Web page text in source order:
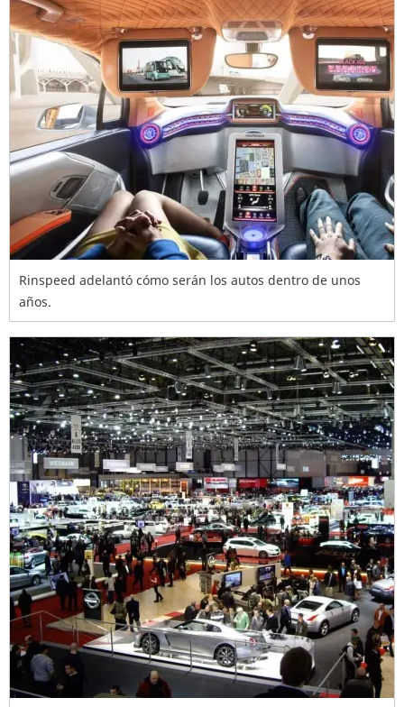
Rinspeed adelantó cómo serán los autos dentro de unos
años.